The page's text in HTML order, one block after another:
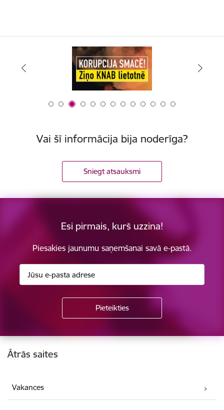
Vai šī informācija bija noderīga?
Sniegt atsauksmi
Esi pirmais, kurš uzzina!
Piesakies jaunumu saņemšanai savā e-pastā.
Kājene
Ātrās saites
Vakances